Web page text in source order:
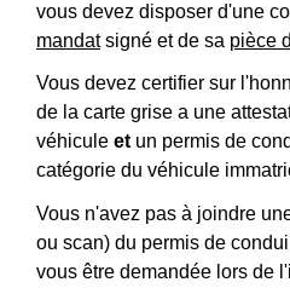
vous devez disposer d'une
mandatsigné et de sa pièce
Vous devez certifier sur
de la carte grise a une
véhicule et un permis de
catégorie du véhicule
Vous n'avez pas à joindre
ou scan) du permis de
vous être demandée lors de